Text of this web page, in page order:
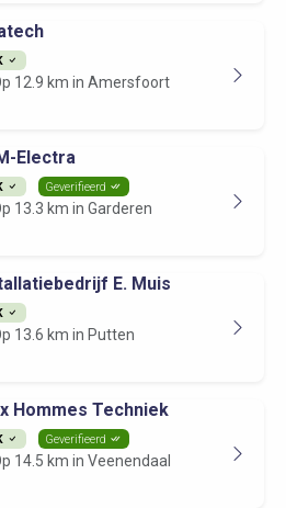
12.9 km in Amersfoort
Electra
Geverifieerd
13.3 km in Garderen
E. Muis
13.6 km in Putten
Hommes Techniek
Geverifieerd
14.5 km in Veenendaal